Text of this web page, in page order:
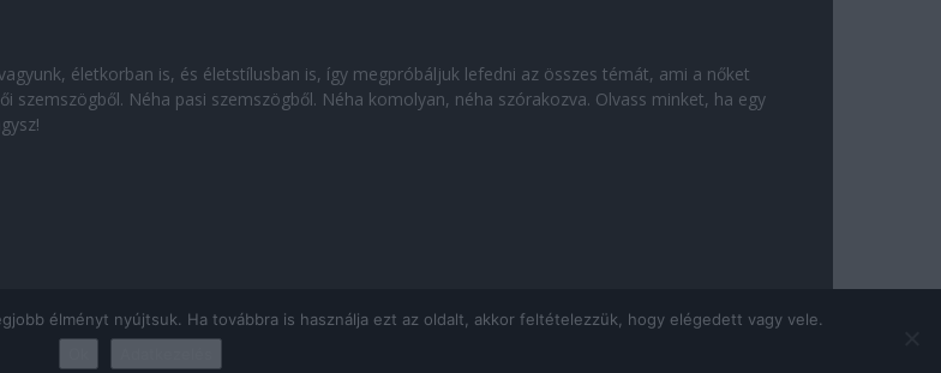
életkorban is, és életstílusban is, így megpróbáljuk lefedni az összes témát, ami a nőket
szemszögből. Néha pasi szemszögből. Néha komolyan, néha szórakozva. Olvass minket, ha egy
élményt nyújtsuk. Ha továbbra is használja ezt az oldalt, akkor feltételezzük, hogy elégedett vagy vele.